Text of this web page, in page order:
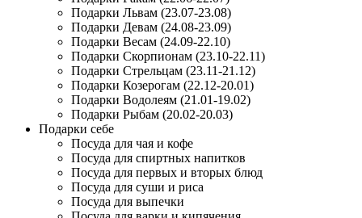
Подарки Львам (23.07-23.08)
Подарки Девам (24.08-23.09)
Подарки Весам (24.09-22.10)
Подарки Скорпионам (23.10-22.11)
Подарки Стрельцам (23.11-21.12)
Подарки Козерогам (22.12-20.01)
Подарки Водолеям (21.01-19.02)
Подарки Рыбам (20.02-20.03)
Подарки себе
Посуда для чая и кофе
Посуда для спиртных напитков
Посуда для первых и вторых блюд
Посуда для суши и риса
Посуда для выпечки